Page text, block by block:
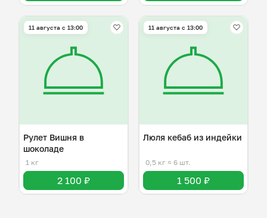
11 августа с 13:00
Рулет Вишня в
шоколаде
1 кг
2 100 ₽
11 августа с 13:00
Люля кебаб из индейки
0,5 кг ≈ 6 шт.
1 500 ₽